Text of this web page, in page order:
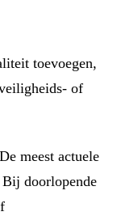
toevoegen,
of
meest actuele
doorlopende